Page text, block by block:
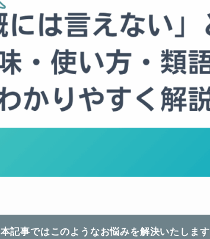
本記事ではこのようなお悩みを解決いたします